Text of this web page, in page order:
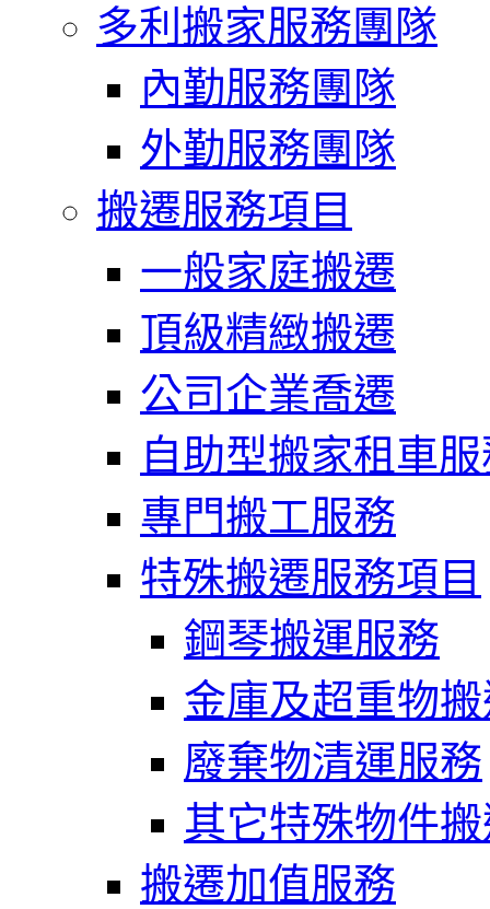
多利搬家服務團隊
內勤服務團隊
外勤服務團隊
搬遷服務項目
一般家庭搬遷
頂級精緻搬遷
公司企業喬遷
自助型搬家租車
專門搬工服務
特殊搬遷服務項目
鋼琴搬運服務
金庫及超重物
廢棄物清運服務
其它特殊物件
搬遷加值服務